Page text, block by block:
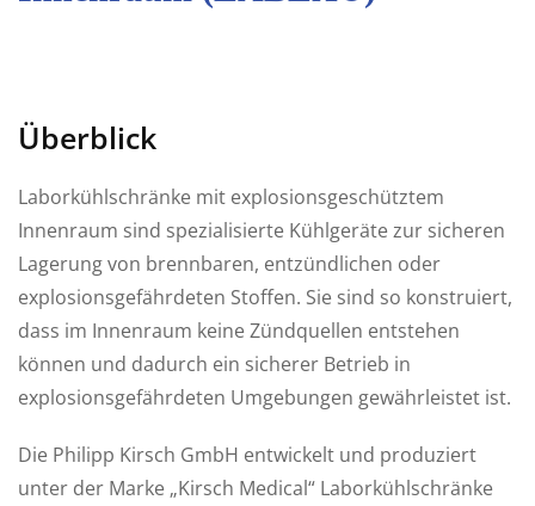
Überblick
Laborkühlschränke mit explosionsgeschütztem
Innenraum sind spezialisierte Kühlgeräte zur sicheren
Lagerung von brennbaren, entzündlichen oder
explosionsgefährdeten Stoffen. Sie sind so konstruiert,
dass im Innenraum keine Zündquellen entstehen
können und dadurch ein sicherer Betrieb in
explosionsgefährdeten Umgebungen gewährleistet ist.
Die Philipp Kirsch GmbH entwickelt und produziert
unter der Marke „Kirsch Medical“ Laborkühlschränke